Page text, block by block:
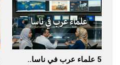
5 علماء عرب في ناسا..